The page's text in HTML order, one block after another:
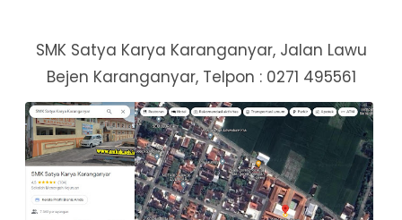
SMK Satya Karya Karanganyar, Jalan Lawu
Bejen Karanganyar, Telpon : 0271 495561